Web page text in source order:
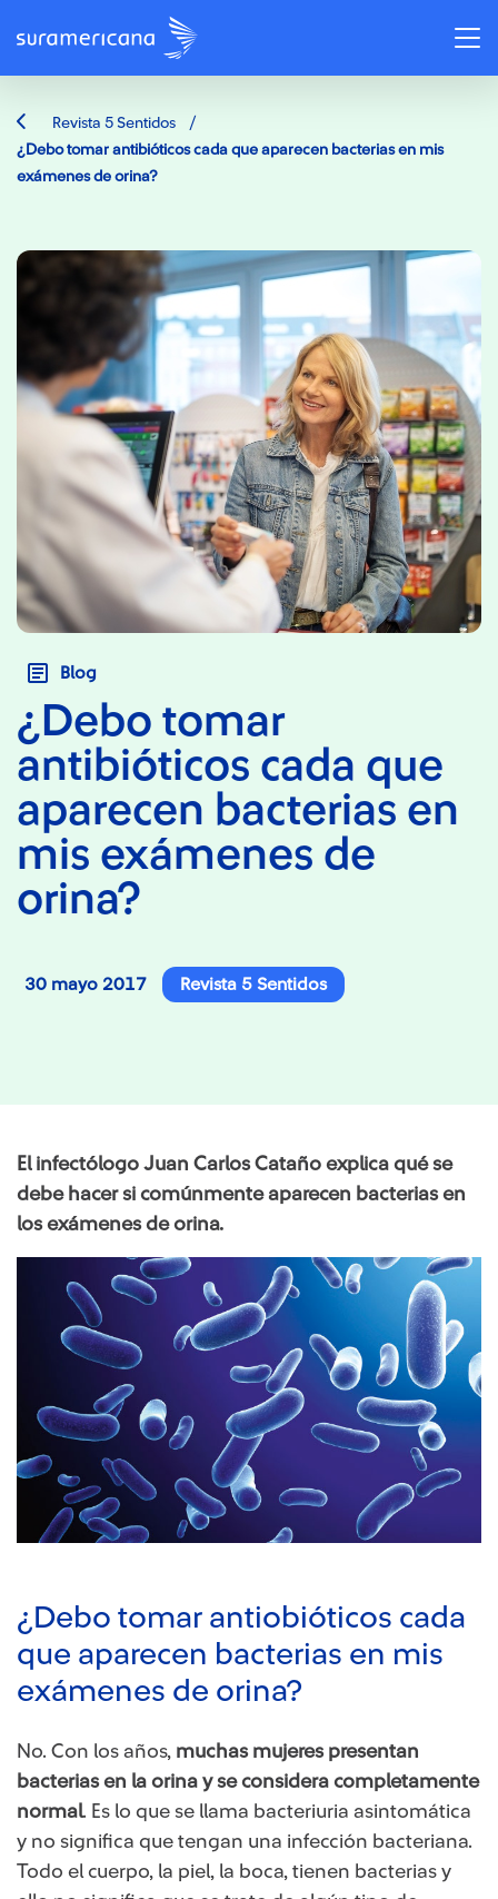
Revista 5 Sentidos /
¿Debo tomar antibióticos cada que aparecen bacterias en mis
exámenes de orina?
Blog
¿Debo tomar
antibióticos cada que
aparecen bacterias en
mis exámenes de
orina?
30 mayo 2017 Revista 5 Sentidos
El infectólogo Juan Carlos Cataño explica qué se
debe hacer si comúnmente aparecen bacterias en
los exámenes de orina.
¿Debo tomar antiobióticos cada
que aparecen bacterias en mis
exámenes de orina?
No. Con los años, muchas mujeres presentan
bacterias en la orina y se considera completamente
normal. Es lo que se llama bacteriuria asintomática
y no significa que tengan una infección bacteriana.
Todo el cuerpo, la piel, la boca, tienen bacterias y